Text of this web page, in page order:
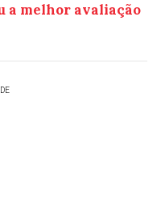
a melhor avaliação